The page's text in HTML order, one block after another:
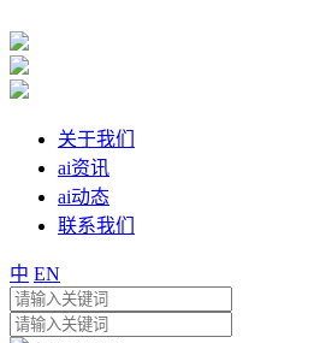
关于我们
ai资讯
ai动态
联系我们
中 EN